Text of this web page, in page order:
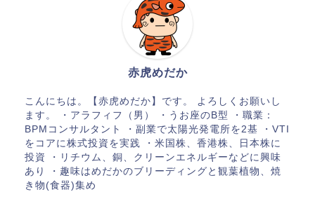
赤虎めだか
こんにちは。【赤虎めだか】です。 よろしくお願いし
ます。 ・アラフィフ（男） ・うお座のB型 ・職業：
BPMコンサルタント ・副業で太陽光発電所を2基 ・VTI
をコアに株式投資を実践 ・米国株、香港株、日本株に
投資 ・リチウム、銅、クリーンエネルギーなどに興味
あり ・趣味はめだかのブリーディングと観葉植物、焼
き物(食器)集め